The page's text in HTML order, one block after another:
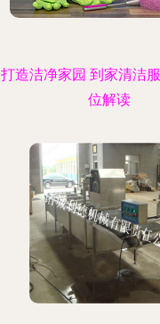
打造洁净家园 到家清洁
位解读